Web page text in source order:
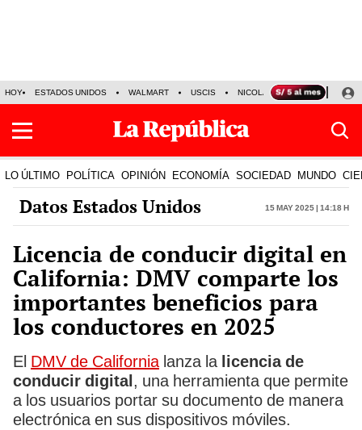
HOY ESTADOS UNIDOS WALMART USCIS NICOLÁS MADURO P-8
LO ÚLTIMO POLÍTICA OPINIÓN ECONOMÍA SOCIEDAD MUNDO
Datos Estados Unidos 15 May 2025 | 14:18 h
Licencia de conducir digital en
California: DMV comparte los
importantes beneficios para
los conductores en 2025
El DMV de Californialanza la licencia de
conducir digital, una herramienta que permite
a los usuarios portar su documento de manera
electrónica en sus dispositivos móviles.